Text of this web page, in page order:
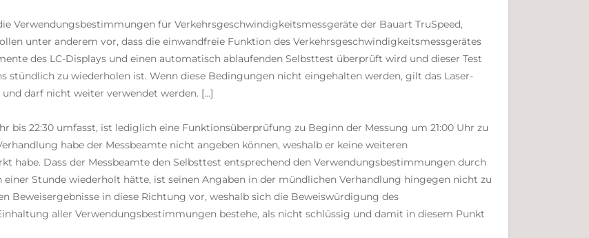
Verwendungsbestimmungen für Verkehrsgeschwindigkeitsmessgeräte der Bauart TruSpeed,
unter anderem vor, dass die einwandfreie Funktion des Verkehrsgeschwindigkeitsmessgerätes
des LC-Displays und einen automatisch ablaufenden Selbsttest überprüft wird und dieser Test
stündlich zu wiederholen ist. Wenn diese Bedingungen nicht eingehalten werden, gilt das Laser-
darf nicht weiter verwendet werden. [...]
bis 22:30 umfasst, ist lediglich eine Funktionsüberprüfung zu Beginn der Messung um 21:00 Uhr zu
habe der Messbeamte nicht angeben können, weshalb er keine weiteren
habe. Dass der Messbeamte den Selbsttest entsprechend den Verwendungsbestimmungen durch
einer Stunde wiederholt hätte, ist seinen Angaben in der mündlichen Verhandlung hingegen nicht zu
Beweisergebnisse in diese Richtung vor, weshalb sich die Beweiswürdigung des
aller Verwendungsbestimmungen bestehe, als nicht schlüssig und damit in diesem Punkt